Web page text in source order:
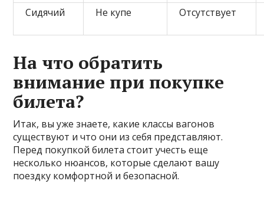
Сидячий Не купе Отсутствует
На что обратить
внимание при покупке
билета?
Итак, вы уже знаете, какие классы вагонов
существуют и что они из себя представляют.
Перед покупкой билета стоит учесть еще
несколько нюансов, которые сделают вашу
поездку комфортной и безопасной.